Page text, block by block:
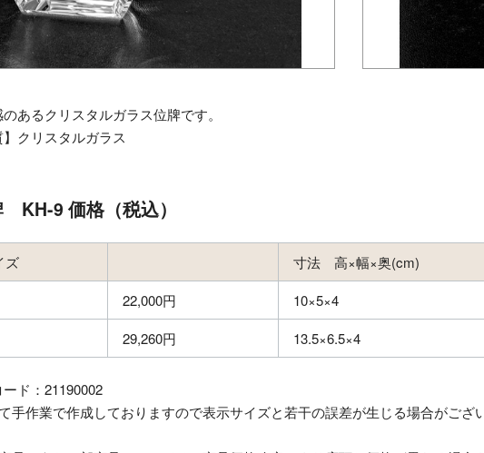
あるクリスタルガラス位牌です。
】クリスタルガラス
KH-9 価格（税込）
ズ
寸法 高×幅×奥(cm)
22,000円
10×5×4
29,260円 13.5×6.5×4
ド：21190002
手作業で作成しておりますので表示サイズと若干の誤差が生じる場合がござい